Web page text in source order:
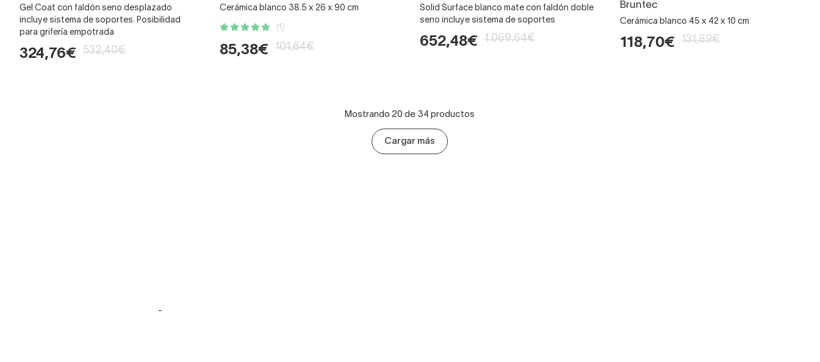
Gel Coat con faldón seno desplazado
incluye sistema de soportes. Posibilidad
para grifería empotrada
324,76€ 532,40€
Cerámica blanco 38.5 x 26 x 90 cm
(1)
85,38€ 101,64€
Solid Surface blanco mate con faldón doble
seno incluye sistema de soportes
652,48€ 1.069,64€
Bruntec
Cerámica blanco 45 x 42 x 10 cm
118,70€ 131,89€
Mostrando 20 de 34 productos
Cargar más
-